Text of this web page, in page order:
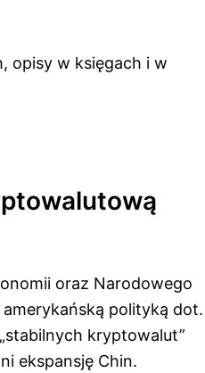
opisy w księgach i w
oraz Narodowego
polityką dot.
kryptowalut”
ekspansję Chin.